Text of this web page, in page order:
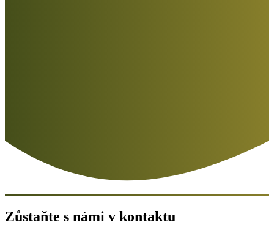
Zůstaňte s námi v kontaktu